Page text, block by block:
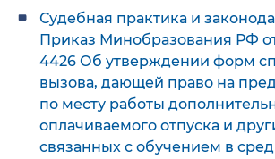
Судебная практика и
Приказ Минобразования РФ от
4426 Об утверждении форм
вызова, дающей право на
по месту работы
оплачиваемого отпуска и
связанных с обучением в